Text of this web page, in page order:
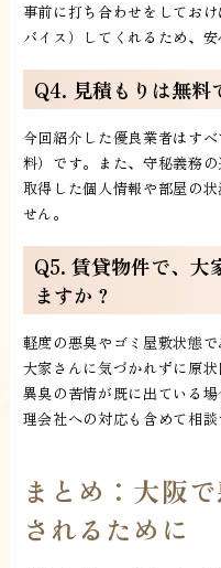
事前に打ち合わせをしてお
バイス）してくれるため、安
Q4. 見積もりは無料
今回紹介した優良業者はす
料）です。また、守秘義務
取得した個人情報や部屋の
せん。
Q5. 賃貸物件で、大
ますか？
軽度の悪臭やゴミ屋敷状態
大家さんに気づかれずに原
異臭の苦情が既に出ている
理会社への対応も含めて相
まとめ：大阪
されるために